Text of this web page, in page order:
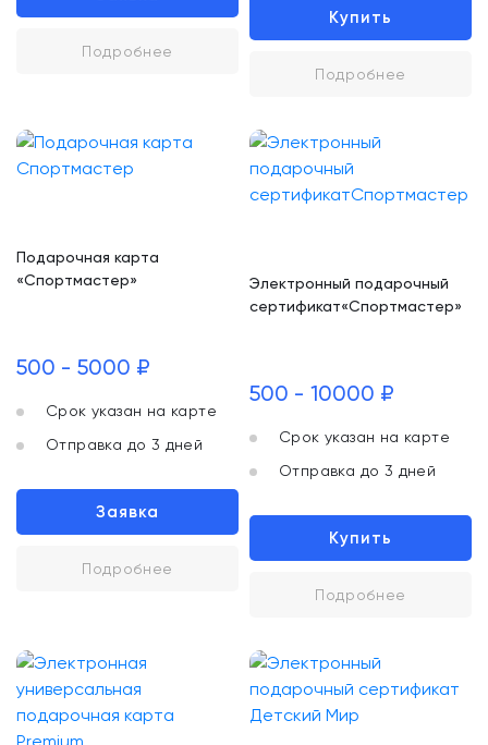
Подробнее
Купить
Подробнее
Подарочная карта
«Спортмастер»
500 - 5000 ₽
Срок указан на карте
Отправка до 3 дней
Заявка
Подробнее
Электронный подарочный
сертификат«Спортмастер»
500 - 10000 ₽
Срок указан на карте
Отправка до 3 дней
Купить
Подробнее